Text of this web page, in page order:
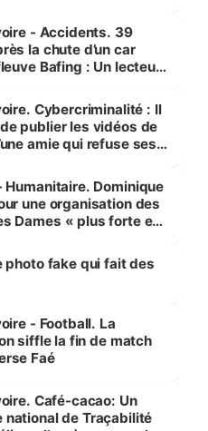
- Accidents. 39
la chute d’un car
Bafing : Un lecteur
Cybercriminalité : Il
publier les vidéos de
amie qui refuse ses
Humanitaire. Dominique
une organisation des
Dames « plus forte et
internationale »
photo fake qui fait des
- Football. La
siffle la fin de match
Faé
Café-cacao: Un
national de Traçabilité